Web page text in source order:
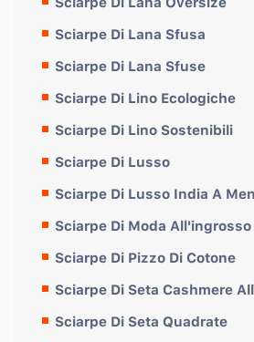
Sciarpe Di Lana Sfusa
Sciarpe Di Lana Sfuse
Sciarpe Di Lino Ecologiche
Sciarpe Di Lino Sostenibili
Sciarpe Di Lusso
Sciarpe Di Lusso India A
Sciarpe Di Moda All'ingrosso
Sciarpe Di Pizzo Di Cotone
Sciarpe Di Seta Cashmere
Sciarpe Di Seta Quadrate